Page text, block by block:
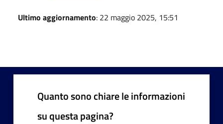
Ultimo aggiornamento: 22 maggio 2025, 15:51
Quanto sono chiare le informazioni
su questa pagina?